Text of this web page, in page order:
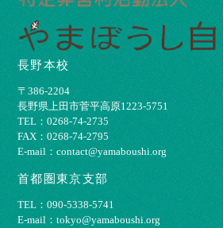
長野本校
〒386-2204
⻑野県上⽥市菅平⾼原1223-5751
TEL：0268-74-2735
FAX：0268-74-2795
E-mail：contact@yamaboushi.org
首都圏東京支部
TEL：090-5338-5741
E-mail：tokyo@yamaboushi.org